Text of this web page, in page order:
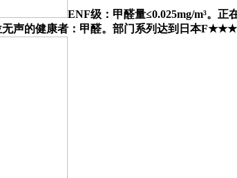
ENF级：甲醛量≤0.025mg/m³。
的健康者：甲醛。部门系列达到日本